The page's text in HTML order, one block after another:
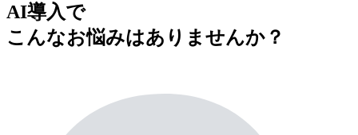
AI導入で
こんなお悩みはありませんか？